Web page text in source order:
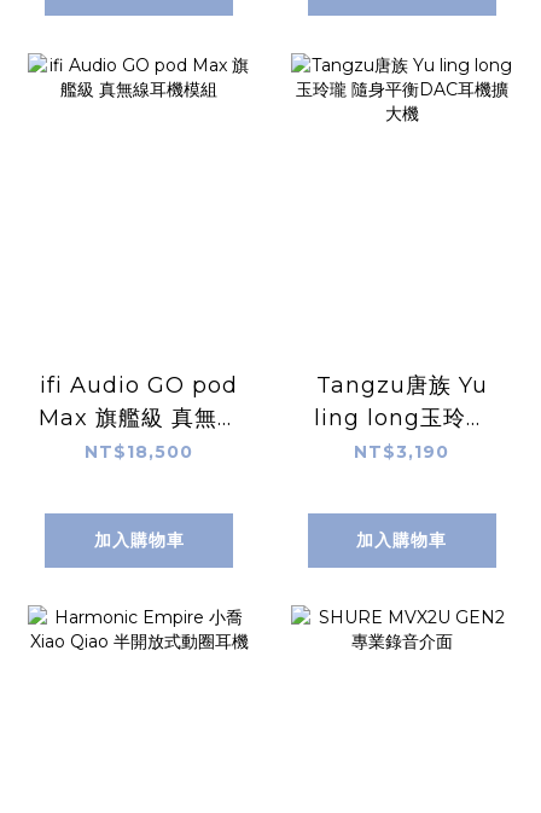
ifi Audio GO pod
Max 旗艦級 真無線
耳機模組
NT$18,500
加入購物車
Tangzu唐族 Yu
ling long玉玲瓏
隨身平衡DAC耳機
NT$3,190
加入購物車